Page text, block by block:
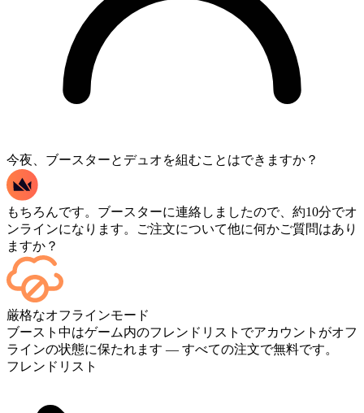
今夜、ブースターとデュオを組むことはできますか？
もちろんです。ブースターに連絡しましたので、約10分でオ
ンラインになります。ご注文について他に何かご質問はあり
ますか？
はい。各マッチが終了するたびにダッシュボードに反映され
ます。ゲームプレイ自体を視聴したい場合は、チェックアウ
ト時に「ストリーミング」を追加してください。
厳格なオフラインモード
ブースト中はゲーム内のフレンドリストでアカウントがオフ
ラインの状態に保たれます — すべての注文で無料です。
フレンドリスト